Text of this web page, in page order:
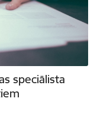
speciālista